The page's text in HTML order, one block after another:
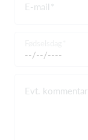
E-mail
Evt. kommentar